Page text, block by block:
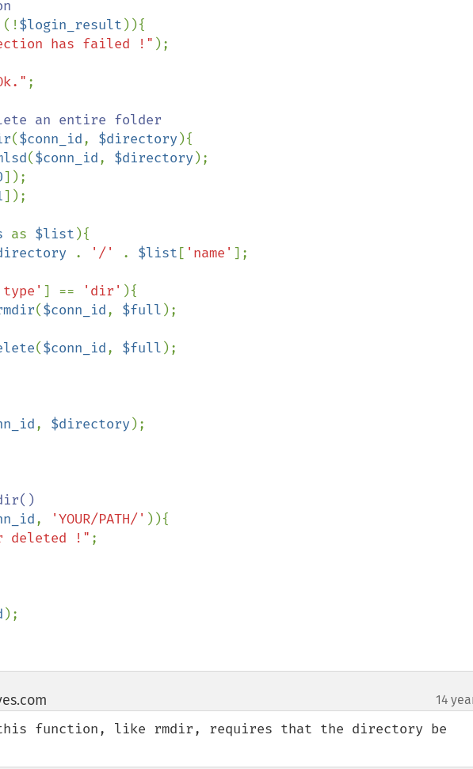
$login_result )){
has failed !" );
;
($conn_id, $directory ){
($conn_id, $directory );
]);
]);
as $list ){
. '/' . $list [ 'name' ];
] == 'dir' ){
($conn_id, $full );
($conn_id, $full );
, $directory );
, 'YOUR/PATH/' )){
deleted !" ;
);
14
function, like rmdir, requires that the directory be